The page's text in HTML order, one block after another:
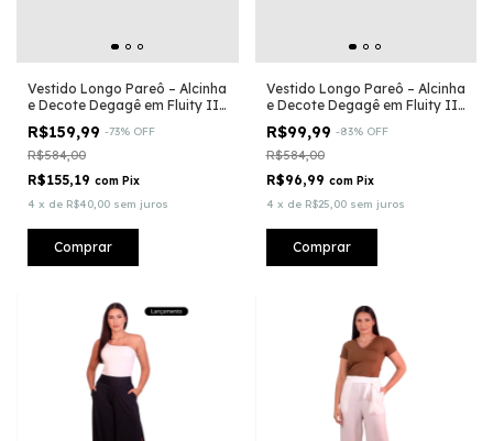
Vestido Longo Pareô – Alcinha
e Decote Degagê em Fluity II
R$159,99 -73% OFF
R$584,00
R$155,19 com Pix
4 x de R$40,00 sem juros
Comprar
Vestido Longo Pareô – Alcinha
e Decote Degagê em Fluity II
R$99,99 -83% OFF
R$584,00
R$96,99 com Pix
4 x de R$25,00 sem juros
Comprar